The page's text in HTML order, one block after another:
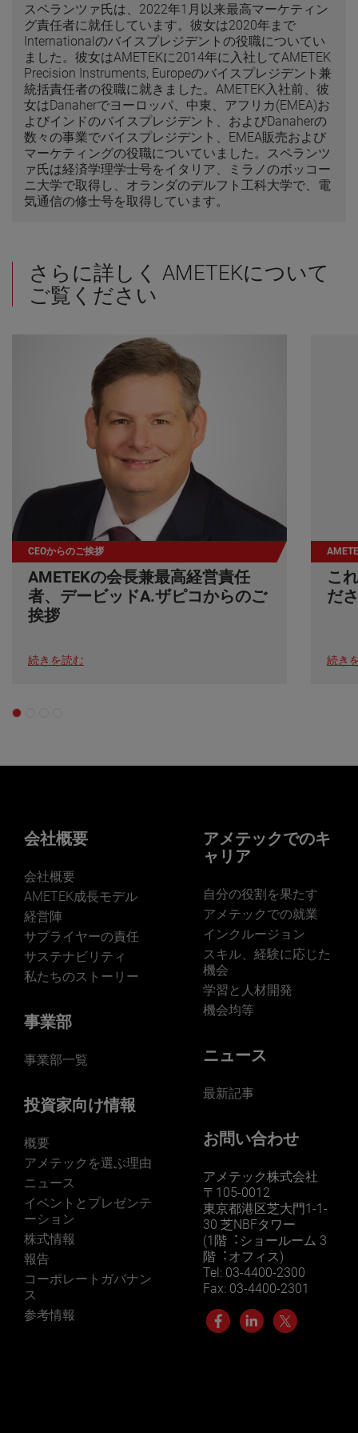
スペランツァ氏は、2022年1月以来最高マーケティン
グ責任者に就任しています。彼女は2020年まで
Internationalのバイスプレジデントの役職についてい
ました。彼女はAMETEKに2014年に入社してAMETEK
Precision Instruments, Europeのバイスプレジデント兼
統括責任者の役職に就きました。AMETEK入社前、彼
女はDanaherでヨーロッパ、中東、アフリカ(EMEA)お
よびインドのバイスプレジデント、およびDanaherの
数々の事業でバイスプレジデント、EMEA販売および
マーケティングの役職についていました。スペランツ
ァ氏は経済学理学士号をイタリア、ミラノのボッコー
ニ大学で取得し、オランダのデルフト工科大学で、電
気通信の修士号を取得しています。
さらに詳しく AMETEKについて
ご覧ください
CEOからのご挨拶
AMETEKの会長兼最高経営責任
者、デービッドA.ザピコからのご
挨拶
続きを読む
こ
だ
続き
会社概要
会社概要
AMETEK成長モデル
経営陣
サプライヤーの責任
サステナビリティ
私たちのストーリー
事業部
事業部一覧
投資家向け情報
概要
アメテックを選ぶ理由
ニュース
イベントとプレゼンテ
ーション
株式情報
報告
コーポレートガバナン
ス
参考情報
アメテックでのキ
ャリア
自分の役割を果たす
アメテックでの就業
インクルージョン
スキル、経験に応じた
機会
学習と人材開発
機会均等
ニュース
最新記事
お問い合わせ
アメテック株式会社
〒105-0012
東京都港区芝大門1-1-
30 芝NBFタワー
(1階︓ショールーム 3
階︓オフィス)
Tel: 03-4400-2300
Fax: 03-4400-2301